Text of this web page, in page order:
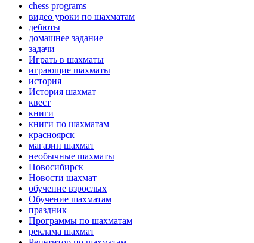
chess programs
видео уроки по шахматам
дебюты
домашнее задание
задачи
Играть в шахматы
играющие шахматы
история
История шахмат
квест
книги
книги по шахматам
красноярск
магазин шахмат
необычные шахматы
Новосибирск
Новости шахмат
обучение взрослых
Обучение шахматам
праздник
Программы по шахматам
реклама шахмат